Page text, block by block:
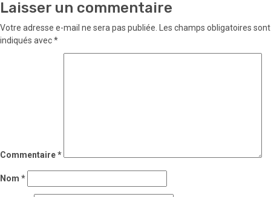
Laisser un commentaire
Votre adresse e-mail ne sera pas publiée.
Les champs obligatoires sont
indiqués avec*
Commentaire*
Nom *